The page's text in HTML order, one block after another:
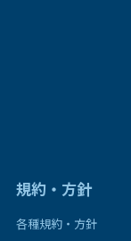
規約・方針
各種規約・方針